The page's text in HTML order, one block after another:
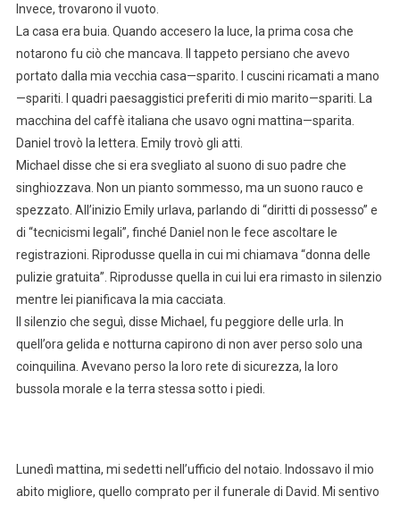
Invece, trovarono il vuoto.
La casa era buia. Quando accesero la luce, la prima cosa che
notarono fu ciò che mancava. Il tappeto persiano che avevo
portato dalla mia vecchia casa—sparito. I cuscini ricamati a mano
—spariti. I quadri paesaggistici preferiti di mio marito—spariti. La
macchina del caffè italiana che usavo ogni mattina—sparita.
Daniel trovò la lettera. Emily trovò gli atti.
Michael disse che si era svegliato al suono di suo padre che
singhiozzava. Non un pianto sommesso, ma un suono rauco e
spezzato. All’inizio Emily urlava, parlando di “diritti di possesso” e
di “tecnicismi legali”, finché Daniel non le fece ascoltare le
registrazioni. Riprodusse quella in cui mi chiamava “donna delle
pulizie gratuita”. Riprodusse quella in cui lui era rimasto in silenzio
mentre lei pianificava la mia cacciata.
Il silenzio che seguì, disse Michael, fu peggiore delle urla. In
quell’ora gelida e notturna capirono di non aver perso solo una
coinquilina. Avevano perso la loro rete di sicurezza, la loro
bussola morale e la terra stessa sotto i piedi.
Lunedì mattina, mi sedetti nell’ufficio del notaio. Indossavo il mio
abito migliore, quello comprato per il funerale di David. Mi sentivo